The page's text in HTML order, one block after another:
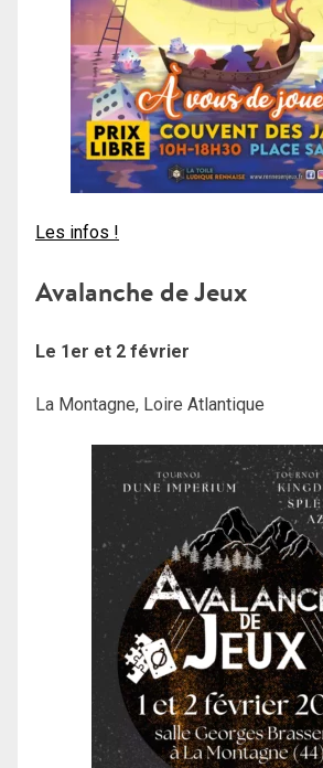
Les infos !
Avalanche de Jeux
Le 1er et 2 février
La Montagne, Loire Atlantique